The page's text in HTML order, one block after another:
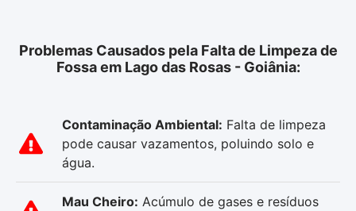
Problemas Causados pela Falta de Limpeza de
Fossa em Lago das Rosas - Goiânia:
Contaminação Ambiental: Falta de limpeza
pode causar vazamentos, poluindo solo e
água.
Mau Cheiro: Acúmulo de gases e resíduos